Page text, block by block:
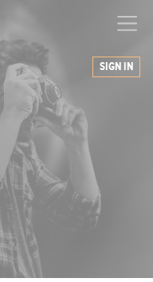
SIGN IN